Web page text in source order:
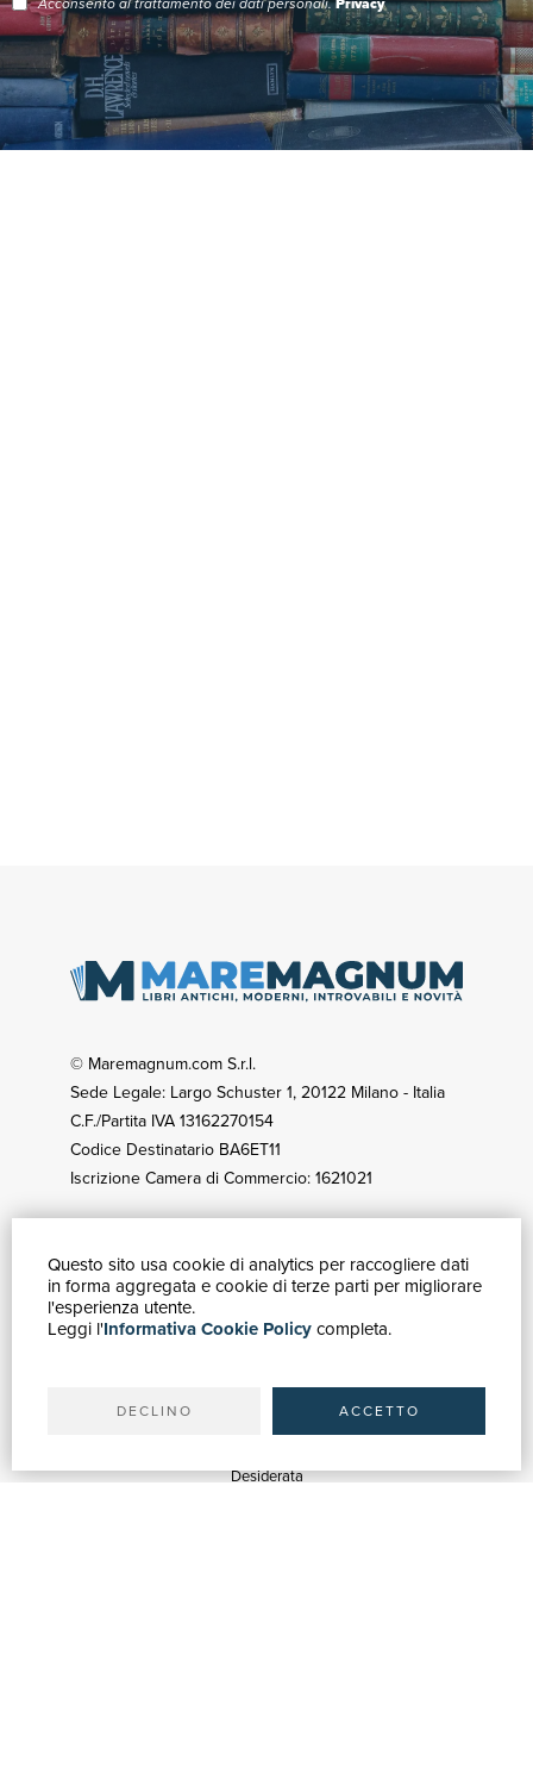
Questo sito usa cookie di analytics per raccogliere dati
in forma aggregata e cookie di terze parti per migliorare
l'esperienza utente.
Leggi l'Informativa Cookie Policycompleta.
DECLINO ACCETTO
© Maremagnum.com S.r.l.
Sede Legale: Largo Schuster 1, 20122 Milano - Italia
C.F./Partita IVA 13162270154
Codice Destinatario BA6ET11
Iscrizione Camera di Commercio: 1621021
GUIDA ACQUISTI
Catalogo
Ricerca avanzata
Spedizioni
Desiderata